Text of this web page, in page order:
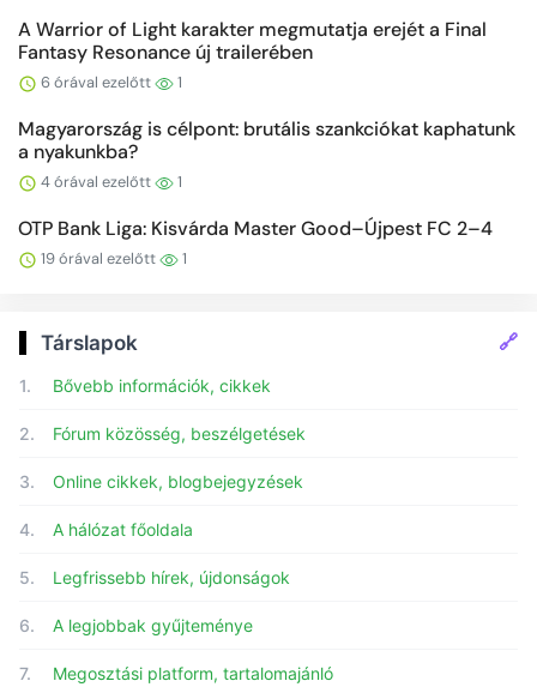
A Warrior of Light karakter megmutatja erejét a Final
Fantasy Resonance új trailerében
6 órával ezelőtt 1
Magyarország is célpont: brutális szankciókat kaphatunk
a nyakunkba?
4 órával ezelőtt 1
OTP Bank Liga: Kisvárda Master Good–Újpest FC 2–4
19 órával ezelőtt 1
Társlapok 🔗
1. Bővebb információk, cikkek
2. Fórum közösség, beszélgetések
3. Online cikkek, blogbejegyzések
4. A hálózat főoldala
5. Legfrissebb hírek, újdonságok
6. A legjobbak gyűjteménye
7. Megosztási platform, tartalomajánló